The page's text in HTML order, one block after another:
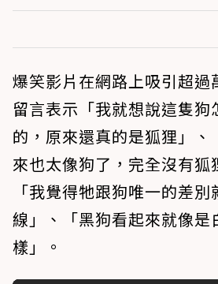
爆笑影片在網路上吸引超過
留言表示「我就想說這隻狗
的，原來還真的是狐狸」、
來也太像狗了，完全沒有狐
「我覺得牠跟狗唯一的差
線」、「黑狗看起來就像是
樣」。